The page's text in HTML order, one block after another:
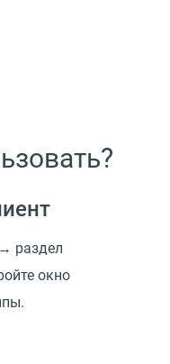
раздел
окно